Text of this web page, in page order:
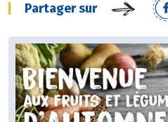
Partager sur